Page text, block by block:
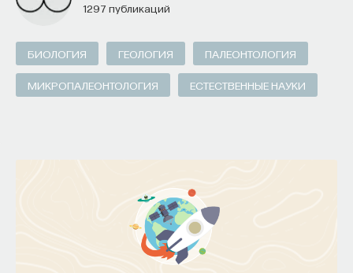
1297 публикаций
БИОЛОГИЯ ГЕОЛОГИЯ ПАЛЕОНТОЛОГИЯ
МИКРОПАЛЕОНТОЛОГИЯ ЕСТЕСТВЕННЫЕ НАУКИ